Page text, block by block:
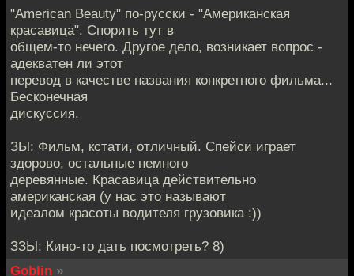
"American Beauty" по-русски - "Американская
красавица". Спорить тут в
общем-то нечего. Другое дело, возникает вопрос -
адекватен ли этот
перевод в качестве названия конкретного фильма...
Бесконечная
дискуссия.
ЗЫ: Фильм, кстати, отличный. Спейси играет
здорово, остальные немного
деревянные. Красавица действительно
американская (у нас это называют
идеалом красоты водителя грузовика :))
ЗЗЫ: Кино-то дать посмотреть? 8)
Goblin »